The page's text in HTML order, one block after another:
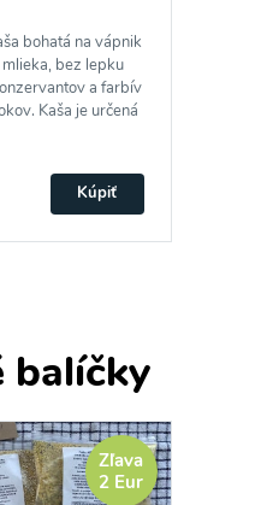
bohatá na vápnik
bez lepku
a farbív
Kaša je určená
Kúpiť
balíčky
Zľava
2 Eur